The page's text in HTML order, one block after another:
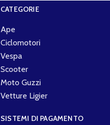
CATEGORIE
Ape
Ciclomotori
Vespa
Scooter
Moto Guzzi
Vetture Ligier
SISTEMI DI PAGAMENTO